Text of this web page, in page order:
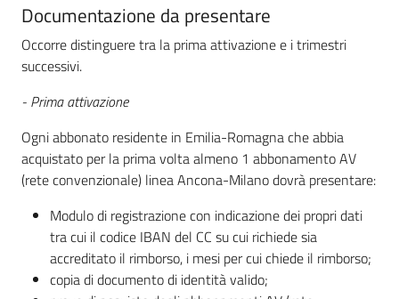
Documentazione da presentare
Occorre distinguere tra la prima attivazione e i trimestri
successivi.
- Prima attivazione
Ogni abbonato residente in Emilia-Romagna che abbia
acquistato per la prima volta almeno 1 abbonamento AV
(rete convenzionale) linea Ancona-Milano dovrà presentare:
Modulo di registrazione con indicazione dei propri dati
tra cui il codice IBAN del CC su cui richiede sia
accreditato il rimborso, i mesi per cui chiede il rimborso;
copia di documento di identità valido;